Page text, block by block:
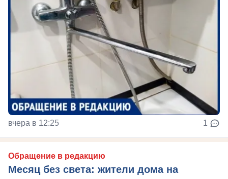
вчера в 12:25 1
Обращение в редакцию
Месяц без света: жители дома на